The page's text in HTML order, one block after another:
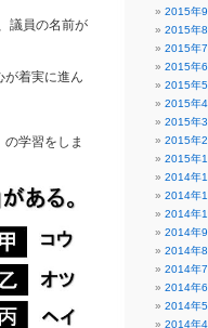
議員の名前が
が着実に進ん
学習をしま
2015年9
2015年8
2015年7
2015年6
2015年5
2015年4
2015年3
2015年2
2015年1
2014年
2014年
2014年
2014年9
2014年8
2014年7
2014年6
2014年5
2014年4